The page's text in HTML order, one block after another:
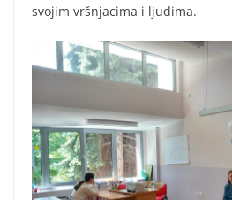
svojim vršnjacima i ljudima.